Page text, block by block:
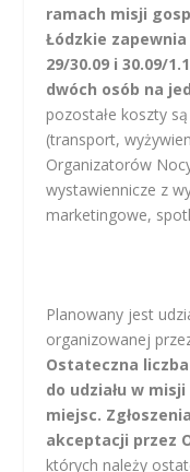
ramach misji
Łódzkie
29/30.09 i 30.09/
dwóch osób na
pozostałe koszty
(transport,
Organizatorów
wystawiennicze z
marketingowe,
Planowany jest
organizowanej
Ostateczna
do udziału w
miejsc.
akceptacji przez
których należy